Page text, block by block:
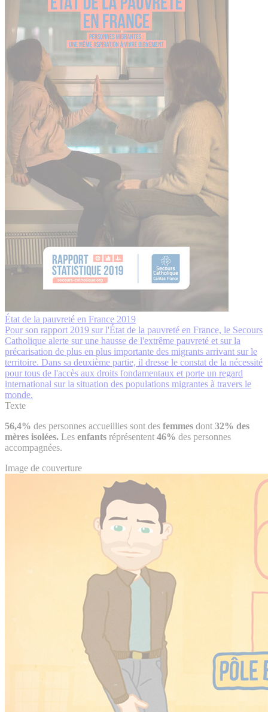
État de la pauvreté en France 2019
Pour son rapport 2019 sur l'État de la pauvreté en France, le Secours
Catholique alerte sur une hausse de l'extrême pauvreté et sur la
précarisation de plus en plus importante des migrants arrivant sur le
territoire. Dans sa deuxième partie, il dresse le constat de la nécessité
pour tous de l'accès aux droits fondamentaux et porte un regard
international sur la situation des populations migrantes à travers le
monde.
Texte
56,4% des personnes accueillies sont des femmes dont 32% des
mères isolées. Les enfants réprésentent 46% des personnes
accompagnées.
Image de couverture